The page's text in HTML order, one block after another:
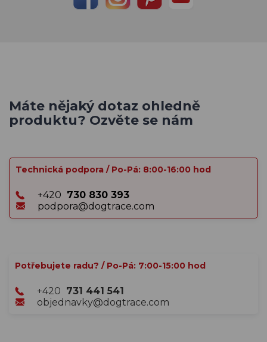
Máte nějaký dotaz ohledně
produktu? Ozvěte se nám
Technická podpora / Po-Pá: 8:00-16:00 hod
+420 730 830 393
podpora@dogtrace.com
Potřebujete radu? / Po-Pá: 7:00-15:00 hod
+420 731 441 541
objednavky@dogtrace.com